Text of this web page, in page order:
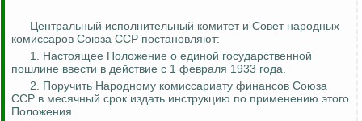
Центральный исполнительный комитет и Совет народных
комиссаров Союза ССР постановляют:
1. Настоящее Положение о единой государственной
пошлине ввести в действие с 1 февраля 1933 года.
2. Поручить Народному комиссариату финансов Союза
ССР в месячный срок издать инструкцию по применению этого
Положения.